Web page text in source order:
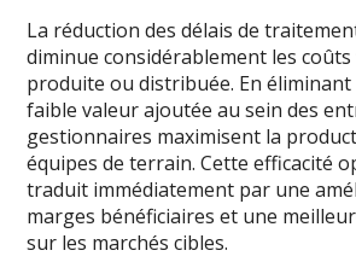
La réduction des délais de
diminue considérablement les
produite ou distribuée. En éliminant
faible valeur ajoutée au sein des
gestionnaires maximisent la
équipes de terrain. Cette efficacité
traduit immédiatement par une
marges bénéficiaires et une
sur les marchés cibles.